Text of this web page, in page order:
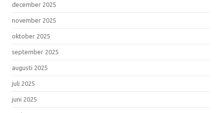
december 2025
november 2025
oktober 2025
september 2025
augusti 2025
juli 2025
juni 2025